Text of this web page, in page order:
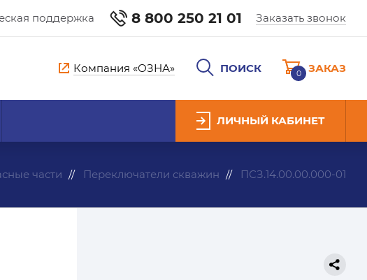
поддержка 8 800 250 21 01 Заказать звонок
Компания «ОЗНА» ПОИСК 0 ЗАКАЗ
ЛИЧНЫЙ КАБИНЕТ
части Переключатели скважин ПСЗ.14.00.00.000-01